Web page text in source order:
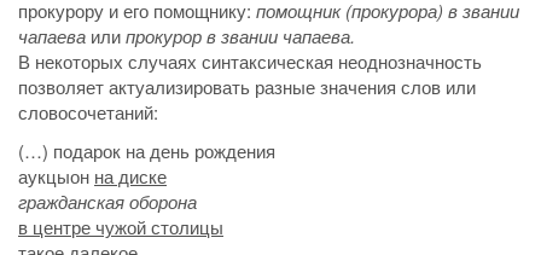
прокурору и его помощнику: помощник (прокурора) в звании
чапаева илипрокурор в звании чапаева.
В некоторых случаях синтаксическая неоднозначность
позволяет актуализировать разные значения слов или
словосочетаний:
(…) подарок на день рождения
аукцыон на диске
гражданская оборона
в центре чужой столицы